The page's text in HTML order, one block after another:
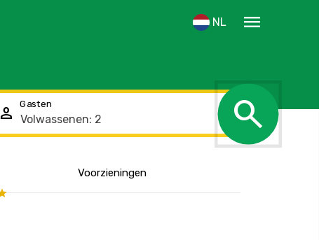
NL menu
person Gasten search
Voorzieningen